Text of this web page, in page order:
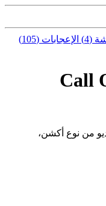
(4)
الإعجابات (105)
Call
من نوع أكشن،